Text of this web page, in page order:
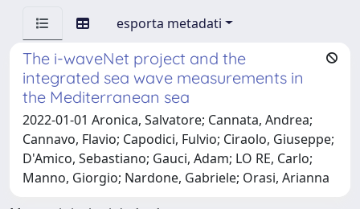
esporta metadati
The i-waveNet project and the
integrated sea wave measurements in
the Mediterranean sea
2022-01-01 Aronica, Salvatore; Cannata, Andrea;
Cannavo, Flavio; Capodici, Fulvio; Ciraolo, Giuseppe;
D'Amico, Sebastiano; Gauci, Adam; LO RE, Carlo;
Manno, Giorgio; Nardone, Gabriele; Orasi, Arianna